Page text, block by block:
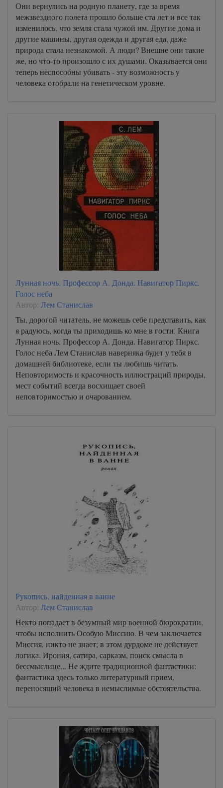
Они вернулись на родную планету, где за время
межзвездного полета прошло больше ста лет и все так
изменилось, что земля стала чужой им. Другие дома и
другие машины, другая одежда и другая еда, даже
природа стала незнакомой. А люди? Внешне они такие
же, но что-то произошло с их душами. Оказывается они
теперь неспособны убивать - эту возможность у
человека отобрали на генетическом уровне.
Лунная ночь. Профессор А. Донда. Навигатор Пиркс.
Голос неба
Автор: Лем Станислав
Ты, дорогой читатель, не можешь себе представить, как
я радуюсь, когда ты приходишь ко мне в гости. Книга
Лунная ночь. Профессор А. Донда. Навигатор Пиркс.
Голос неба Лем Станислав наверняка будет у тебя в
домашней библиотеке, если ты любишь читать.
Неповторимость и красочность иллюстраций природы,
мест событий всегда восхищает своей
неповторимостью и очарованием.
Рукопись, найденная в ванне
Автор: Лем Станислав
Некто попадает в безумный мир военной бюрократии,
чтобы исполнить Особую Миссию. В чем заключается
Миссия, никто не знает; в этом дурдоме не действует
логика. Ирония, сатира, сарказм, поиск смысла в
бессмыслице... Не ждите традиционной фантастики:
фантастика здесь только литературный прием,
переносящий человека в немыслимые обстоятельства.